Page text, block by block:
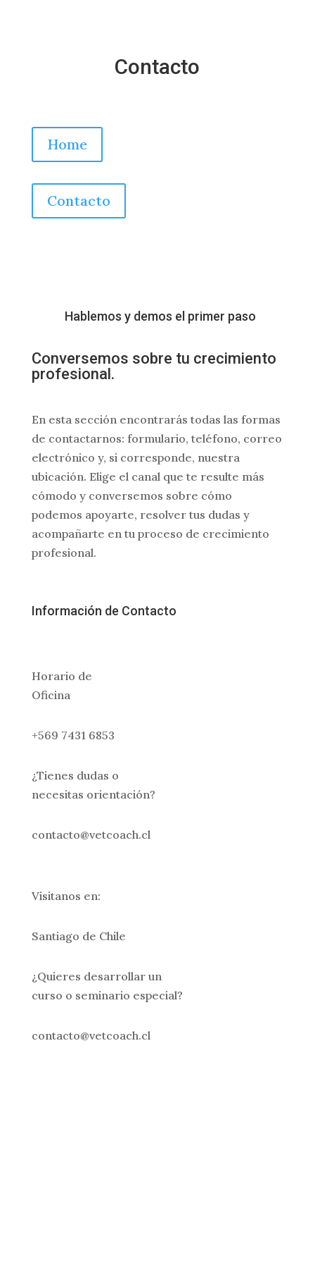
Contacto
Home
Contacto
Hablemos y demos el primer paso
Conversemos sobre tu crecimiento
profesional.
En esta sección encontrarás todas las formas
de contactarnos: formulario, teléfono, correo
electrónico y, si corresponde, nuestra
ubicación. Elige el canal que te resulte más
cómodo y conversemos sobre cómo
podemos apoyarte, resolver tus dudas y
acompañarte en tu proceso de crecimiento
profesional.
Información de Contacto
Horario de
Oficina
+569 7431 6853
¿Tienes dudas o
necesitas orientación?
contacto@vetcoach.cl
Visitanos en:
Santiago de Chile
¿Quieres desarrollar un
curso o seminario especial?
contacto@vetcoach.cl